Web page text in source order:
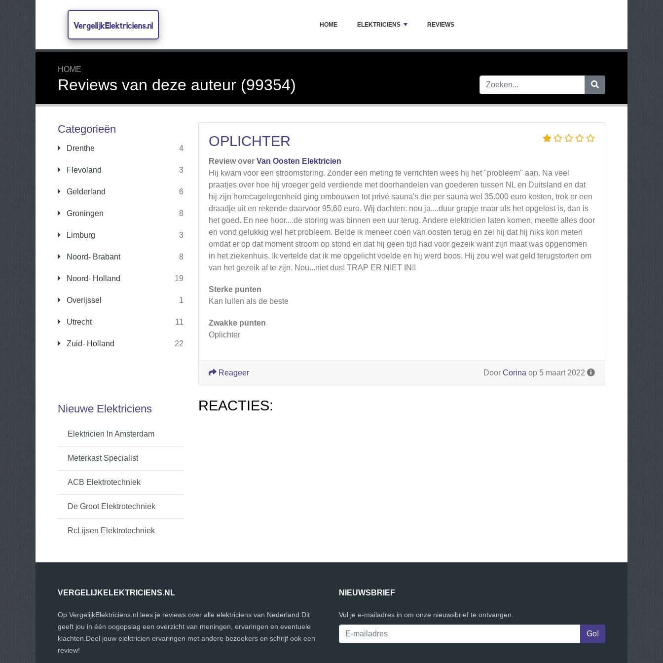
VergelijkElektriciens.nl HOME ELEKTRICIENS REVIEWS
HOME
Reviews van deze auteur (99354)
Categorieën
Drenthe 4
Flevoland 3
Gelderland 6
Groningen 8
Limburg 3
Noord- Brabant 8
Noord- Holland 19
Overijssel 1
Utrecht 11
Zuid- Holland 22
Nieuwe Elektriciens
Elektricien In Amsterdam
Meterkast Specialist
ACB Elektrotechniek
De Groot Elektrotechniek
RcLijsen Elektrotechniek
OPLICHTER
Review over Van Oosten Elektricien
Hij kwam voor een stroomstoring. Zonder een meting te verrichten wees hij het "probleem" aan. Na veel
praatjes over hoe hij vroeger geld verdiende met doorhandelen van goederen tussen NL en Duitsland en dat
hij zijn horecagelegenheid ging ombouwen tot privé sauna's die per sauna wel 35.000 euro kosten, trok er een
draadje uit en rekende daarvoor 95,60 euro. Wij dachten: nou ja....duur grapje maar als het opgelost is, dan is
het goed. En nee hoor....de storing was binnen een uur terug. Andere elektricien laten komen, meette alles door
en vond gelukkig wel het probleem. Belde ik meneer coen van oosten terug en zei hij dat hij niks kon meten
omdat er op dat moment stroom op stond en dat hij geen tijd had voor gezeik want zijn maat was opgenomen
in het ziekenhuis. Ik vertelde dat ik me opgelicht voelde en hij werd boos. Hij zou wel wat geld terugstorten om
van het gezeik af te zijn. Nou...niet dus! TRAP ER NIET IN!!
Sterke punten
Kan lullen als de beste
Zwakke punten
Oplichter
Door Corina op 5 maart 2022
Reageer
REACTIES:
VERGELIJKELEKTRICIENS.NL
Op VergelijkElektriciens.nl lees je reviews over alle elektriciens van Nederland.Dit
geeft jou in één oogopslag een overzicht van meningen, ervaringen en eventuele
klachten.Deel jouw elektricien ervaringen met andere bezoekers en schrijf ook een
review!
NIEUWSBRIEF
Vul je e-mailadres in om onze nieuwsbrief te ontvangen.